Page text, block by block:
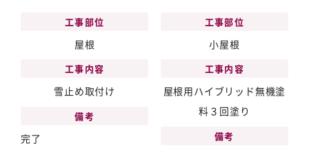
工事部位
屋根
工事内容
雪止め取付け
備考
完了
工事部位
小屋根
工事内容
屋根用ハイブリッド無機塗
料３回塗り
備考